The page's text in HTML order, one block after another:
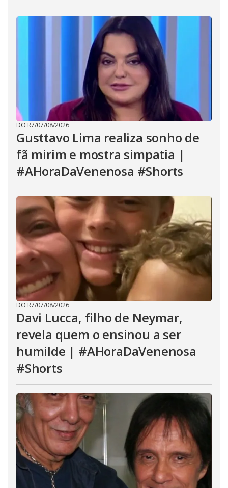
DO R7/07/08/2026
Gusttavo Lima realiza sonho de
fã mirim e mostra simpatia |
#AHoraDaVenenosa #Shorts
DO R7/07/08/2026
Davi Lucca, filho de Neymar,
revela quem o ensinou a ser
humilde | #AHoraDaVenenosa
#Shorts